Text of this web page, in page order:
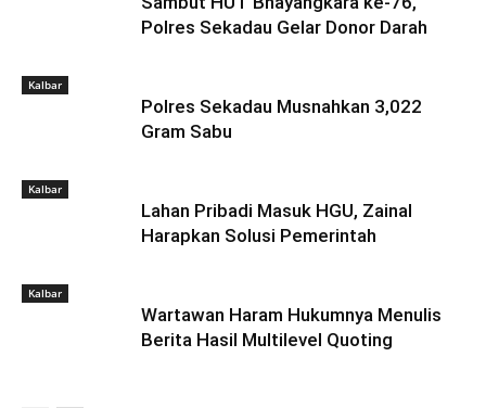
Polres Sekadau Gelar Donor Darah
Kalbar
Polres Sekadau Musnahkan 3,022
Gram Sabu
Kalbar
Lahan Pribadi Masuk HGU, Zainal
Harapkan Solusi Pemerintah
Kalbar
Wartawan Haram Hukumnya Menulis
Berita Hasil Multilevel Quoting